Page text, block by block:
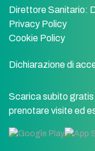
Direttore Sanitario:
Privacy Policy
Cookie Policy
Dichiarazione di
Scarica subito gratis
prenotare visite ed